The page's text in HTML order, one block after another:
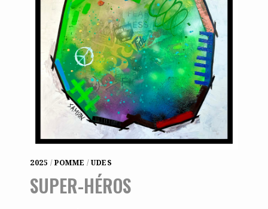
2025 /POMME /UDES
SUPER-HÉROS